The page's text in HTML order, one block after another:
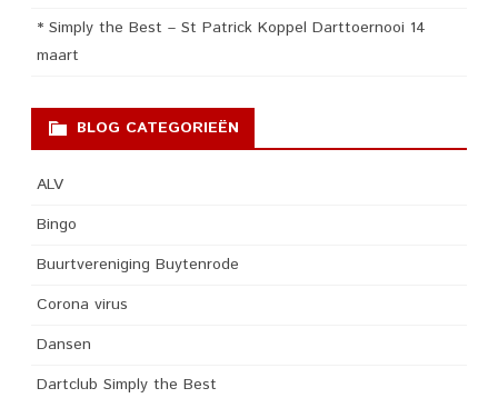
* Simply the Best – St Patrick Koppel Darttoernooi 14
maart
BLOG CATEGORIEËN
ALV
Bingo
Buurtvereniging Buytenrode
Corona virus
Dansen
Dartclub Simply the Best